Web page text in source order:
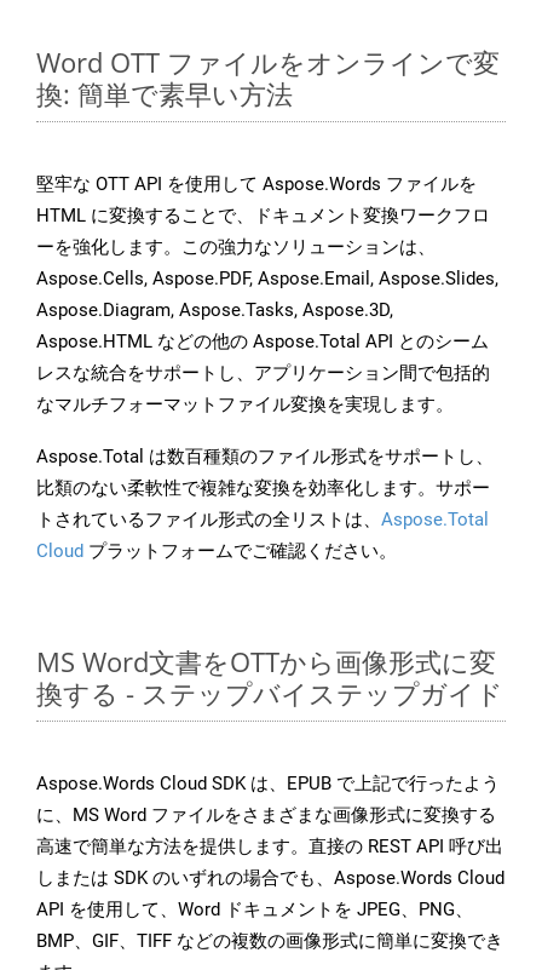
Word OTT ファイルをオンラインで変
換: 簡単で素早い方法
堅牢な OTT API を使用して Aspose.Words ファイルを
HTML に変換することで、ドキュメント変換ワークフロ
ーを強化します。この強力なソリューションは、
Aspose.Cells, Aspose.PDF, Aspose.Email, Aspose.Slides,
Aspose.Diagram, Aspose.Tasks, Aspose.3D,
Aspose.HTML などの他の Aspose.Total API とのシーム
レスな統合をサポートし、アプリケーション間で包括的
なマルチフォーマットファイル変換を実現します。
Aspose.Total は数百種類のファイル形式をサポートし、
比類のない柔軟性で複雑な変換を効率化します。サポー
トされているファイル形式の全リストは、 Aspose.Total
Cloud プラットフォームでご確認ください。
MS Word文書をOTTから画像形式に変
換する - ステップバイステップガイド
Aspose.Words Cloud SDK は、EPUB で上記で行ったよう
に、MS Word ファイルをさまざまな画像形式に変換する
高速で簡単な方法を提供します。直接の REST API 呼び出
しまたは SDK のいずれの場合でも、Aspose.Words Cloud
API を使用して、Word ドキュメントを JPEG、PNG、
BMP、GIF、TIFF などの複数の画像形式に簡単に変換でき